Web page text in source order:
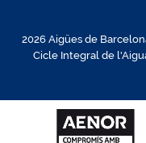
2026 Aigües de
Cicle Integral de